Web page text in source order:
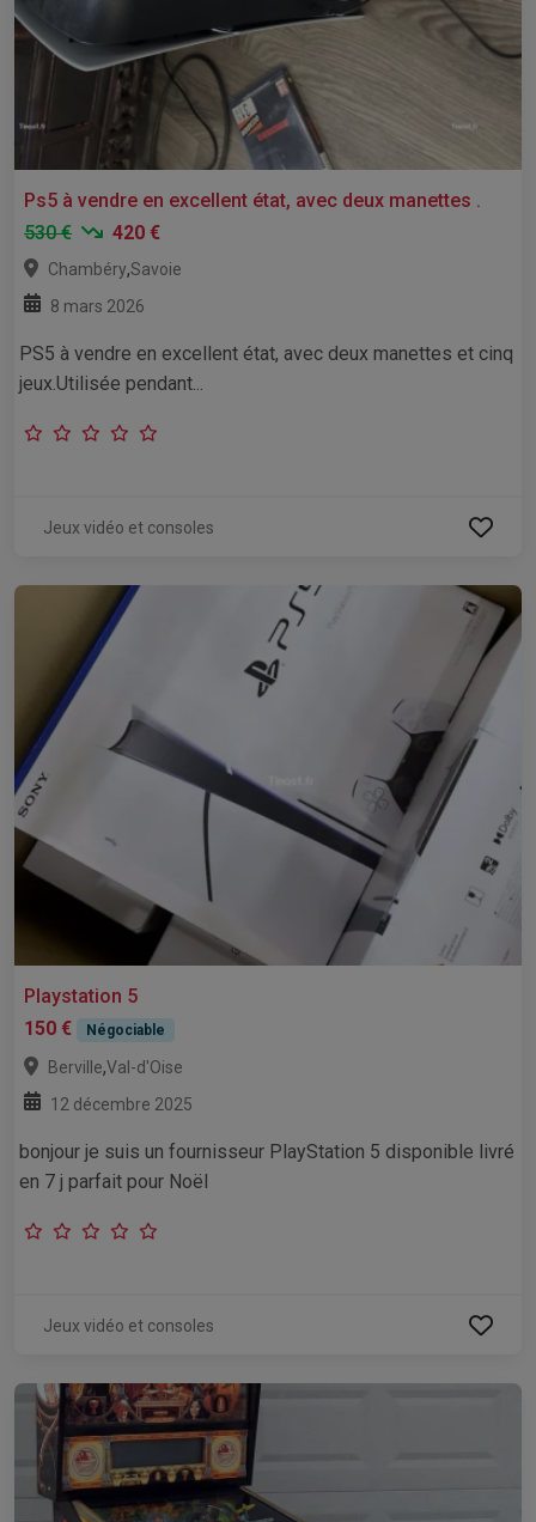
Ps5 à vendre en excellent état, avec deux manettes .
530 €
420 €
Chambéry,Savoie
8 mars 2026
PS5 à vendre en excellent état, avec deux manettes et cinq
jeux.Utilisée pendant...
Jeux vidéo et consoles
Playstation 5
150 €
Négociable
Berville,Val-d'Oise
12 décembre 2025
bonjour je suis un fournisseur PlayStation 5 disponible livré
en 7 j parfait pour Noël
Jeux vidéo et consoles